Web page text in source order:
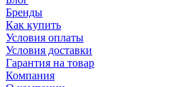
Бренды
Как купить
Условия оплаты
Условия доставки
Гарантия на товар
Компания